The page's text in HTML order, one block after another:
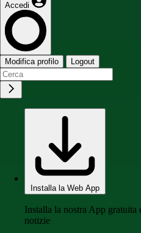
Accedi
Modifica profilo Logout
Installa la Web App
Installa la nostra App gratuita
notizie